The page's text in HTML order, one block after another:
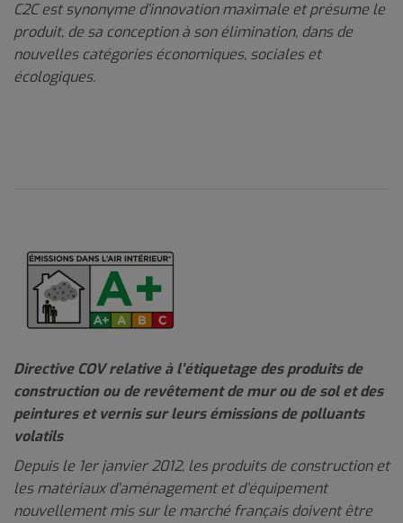
C2C est synonyme d’innovation maximale et présume le
produit, de sa conception à son élimination, dans de
nouvelles catégories économiques, sociales et
écologiques.
Directive COV relative à l’étiquetage des produits de
construction ou de revêtement de mur ou de sol et des
peintures et vernis sur leurs émissions de polluants
volatils
Depuis le 1er janvier 2012, les produits de construction et
les matériaux d’aménagement et d’équipement
nouvellement mis sur le marché français doivent être